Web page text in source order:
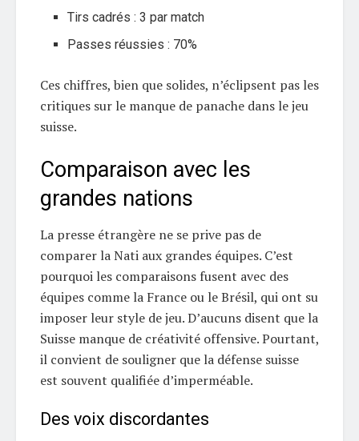
Tirs cadrés : 3 par match
Passes réussies : 70%
Ces chiffres, bien que solides, n’éclipsent pas les
critiques sur le manque de panache dans le jeu
suisse.
Comparaison avec les
grandes nations
La presse étrangère ne se prive pas de
comparer la Nati aux grandes équipes. C’est
pourquoi les comparaisons fusent avec des
équipes comme la France ou le Brésil, qui ont su
imposer leur style de jeu. D’aucuns disent que la
Suisse manque de créativité offensive. Pourtant,
il convient de souligner que la défense suisse
est souvent qualifiée d’imperméable.
Des voix discordantes